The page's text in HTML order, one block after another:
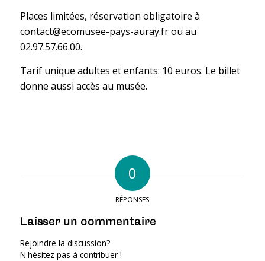
Places limitées, réservation obligatoire à
contact@ecomusee-pays-auray.fr ou au
02.97.57.66.00.
Tarif unique adultes et enfants: 10 euros. Le billet
donne aussi accès au musée.
0
RÉPONSES
Laisser un commentaire
Rejoindre la discussion?
N'hésitez pas à contribuer !